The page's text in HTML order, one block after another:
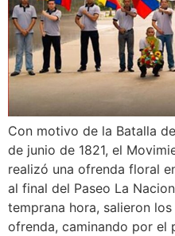
Con motivo de la Batalla
de junio de 1821, el
realizó una ofrenda floral
al final del Paseo La
temprana hora, salieron
ofrenda, caminando por el